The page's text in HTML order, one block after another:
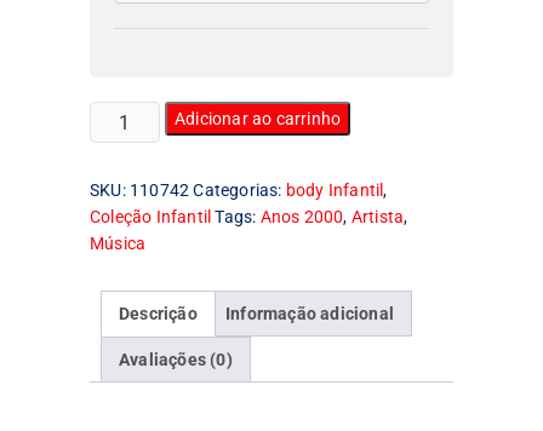
Body
Infantil
Osbourne
quantidade
Adicionar ao carrinho
SKU: 110742 Categorias: body Infantil,
Coleção Infantil Tags: Anos 2000, Artista,
Música
Descrição Informação adicional
Avaliações (0)